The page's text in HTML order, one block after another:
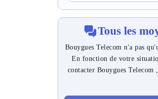
Tous les
Bouygues Telecom n'a pas
En fonction de votre
contacter Bouygues